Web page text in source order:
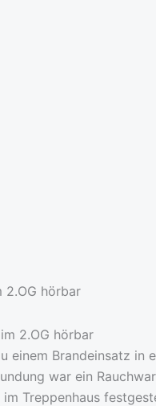
2.OG hörbar
einem Brandeinsatz in
war ein
Treppenhaus